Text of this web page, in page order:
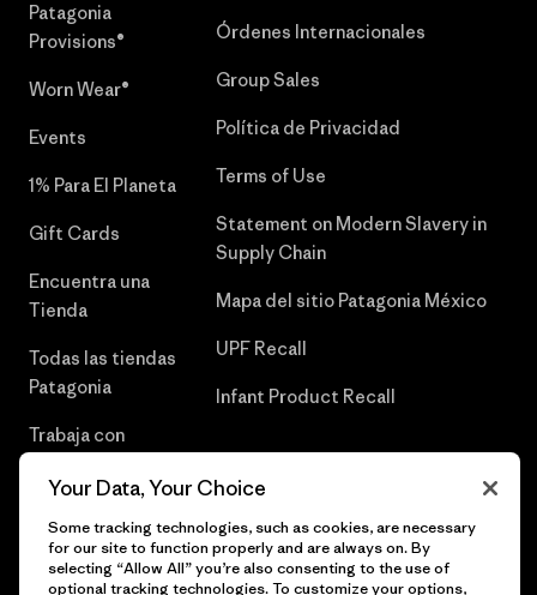
Patagonia
Provisions®
Worn Wear®
Events
1% Para El Planeta
Gift Cards
Encuentra una
Tienda
Todas las tiendas
Patagonia
Trabaja con
Órdenes Internacionales
Group Sales
Política de Privacidad
Terms of Use
Statement on Modern Slavery in
Supply Chain
Mapa del sitio Patagonia México
UPF Recall
Infant Product Recall
Your Data, Your Choice
Some tracking technologies, such as cookies, are necessary
for our site to function properly and are always on. By
selecting “Allow All” you’re also consenting to the use of
optional tracking technologies. To customize your options,